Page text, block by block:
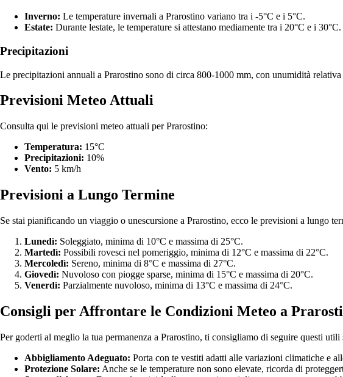
Inverno: Le temperature invernali a Prarostino variano tra i -5°C e i 5°C.
Estate: Durante lestate, le temperature si attestano mediamente tra i 20°C e i 30°C.
Precipitazioni
Le precipitazioni annuali a Prarostino sono di circa 800-1000 mm, con unumidità
Previsioni Meteo Attuali
Consulta qui le previsioni meteo attuali per Prarostino:
Temperatura: 15°C
Precipitazioni: 10%
Vento: 5 km/h
Previsioni a Lungo Termine
Se stai pianificando un viaggio o unescursione a Prarostino, ecco le previsioni a lungo
Lunedì: Soleggiato, minima di 10°C e massima di 25°C.
Martedì: Possibili rovesci nel pomeriggio, minima di 12°C e massima di 22°C.
Mercoledì: Sereno, minima di 8°C e massima di 27°C.
Giovedì: Nuvoloso con piogge sparse, minima di 15°C e massima di 20°C.
Venerdì: Parzialmente nuvoloso, minima di 13°C e massima di 24°C.
Consigli per Affrontare le Condizioni Meteo a
Per goderti al meglio la tua permanenza a Prarostino, ti consigliamo di seguire questi utili
Abbigliamento Adeguato: Porta con te vestiti adatti alle variazioni climatiche e
Protezione Solare: Anche se le temperature non sono elevate, ricorda di